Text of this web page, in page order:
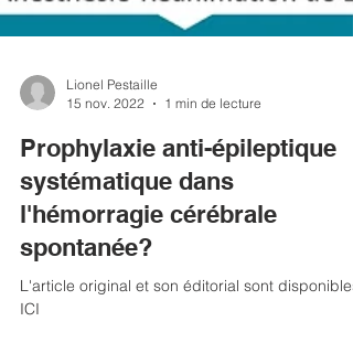
Lionel Pestaille
15 nov. 2022
1 min de lecture
Prophylaxie anti-épileptique
systématique dans
l'hémorragie cérébrale